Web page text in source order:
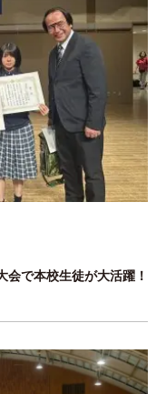
で本校生徒が大活躍！